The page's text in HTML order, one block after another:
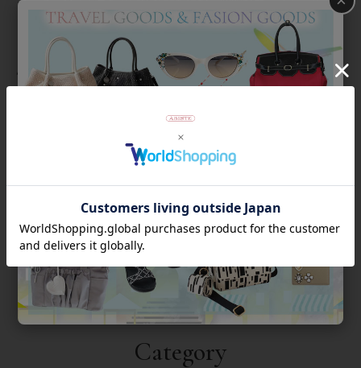
ランド・ホワイト・テリアの半袖Tシャツ。遊び心あふれるデザ
インがデイリーな装いを楽しくしてくれます。コットンとポリ
エステルの混紡なので、綿のみのTシャツよりもさらりとした着
心地でシワができにくいのもポイントです。
Category